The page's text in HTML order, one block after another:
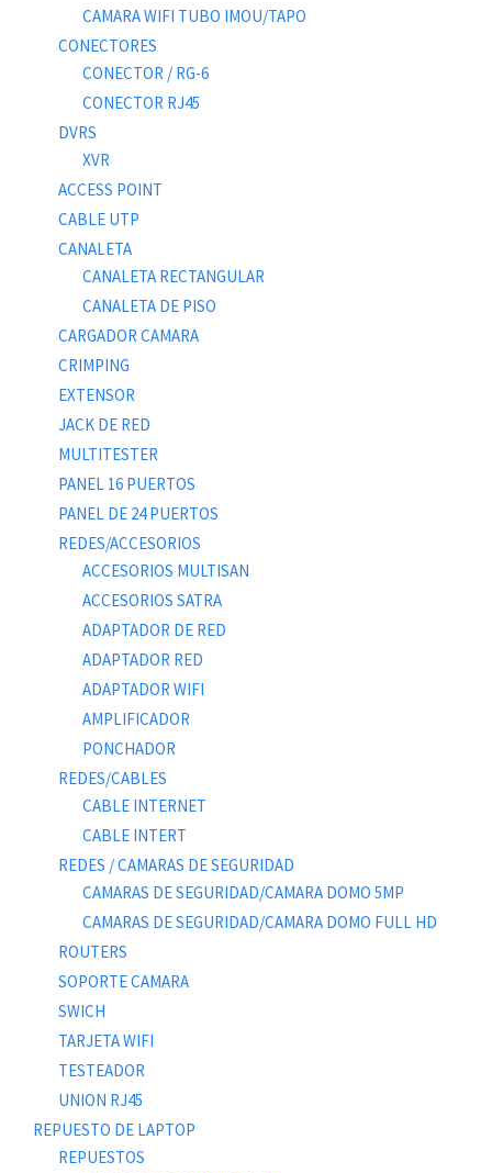
CAMARA WIFI TUBO IMOU/TAPO
CONECTORES
CONECTOR / RG-6
CONECTOR RJ45
DVRS
XVR
ACCESS POINT
CABLE UTP
CANALETA
CANALETA RECTANGULAR
CANALETA DE PISO
CARGADOR CAMARA
CRIMPING
EXTENSOR
JACK DE RED
MULTITESTER
PANEL 16 PUERTOS
PANEL DE 24 PUERTOS
REDES/ACCESORIOS
ACCESORIOS MULTISAN
ACCESORIOS SATRA
ADAPTADOR DE RED
ADAPTADOR RED
ADAPTADOR WIFI
AMPLIFICADOR
PONCHADOR
REDES/CABLES
CABLE INTERNET
CABLE INTERT
REDES / CAMARAS DE SEGURIDAD
CAMARAS DE SEGURIDAD/CAMARA DOMO 5MP
CAMARAS DE SEGURIDAD/CAMARA DOMO FULL HD
ROUTERS
SOPORTE CAMARA
SWICH
TARJETA WIFI
TESTEADOR
UNION RJ45
REPUESTO DE LAPTOP
REPUESTOS